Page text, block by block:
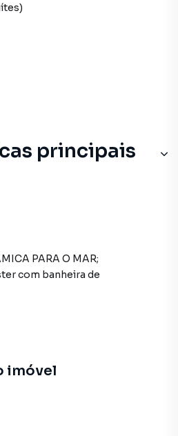
principais
PARA O MAR;
com banheira de
e de jantar;
imóvel